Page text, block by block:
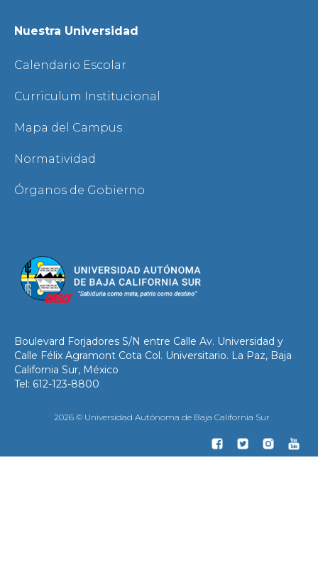
Nuestra Universidad
Calendario Escolar
Curriculum Institucional
Mapa del Campus
Normatividad
Órganos de Gobierno
Boulevard Forjadores S/N entre Calle Av. Universidad y
Calle Félix Agramont Cota Col. Universitario. La Paz, Baja
California Sur, México
Tel: 612-123-8800
2026 © Universidad Autónoma de Baja California Sur